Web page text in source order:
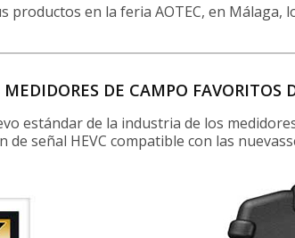
productos en la feria AOTEC, en Málaga,
DE CAMPO FAVORITOS
estándar de la industria de los
de señal HEVC compatible con las